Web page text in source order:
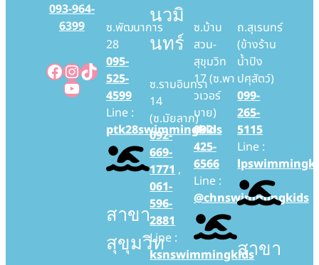
093-964-
6399
Facebook
Instagram
TikTok
YouTube
ซ.พัฒนาการ
28
095-
525-
4599
Line :
ptk28swimmingkids
สาขา
สุขุมวิท
นวมิ
นทร์
ซ.รามอินทรา
14
(ซ.มัยลาภ)
092-
669-
1771,
061-
596-
2881
Line :
ksnswimmingkids
ซ.บ้าน
สวน-
สุขุมวิท
17 (ซ.พา
วเวอร์
บาย)
092-
425-
6566
Line :
@chnswimmingkids
ถ.สุเรนทร์
(ข้างร้าน
น้ำปิง
ปศุสัตว์)
099-
265-
5115
Line :
สาขา